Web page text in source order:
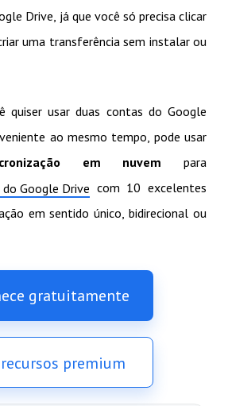
Drive, já que você só precisa clicar
uma transferência sem instalar ou
quiser usar duas contas do Google
ao mesmo tempo, pode usar
em nuvem para
Google Drive com 10 excelentes
em sentido único, bidirecional ou
gratuitamente
premium